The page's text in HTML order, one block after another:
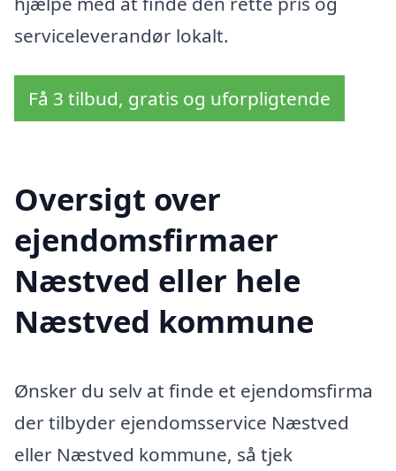
serviceleverandør lokalt.
Få 3 tilbud, gratis og uforpligtende
Oversigt over
ejendomsfirmaer
Næstved eller hele
Næstved kommune
Ønsker du selv at finde et ejendomsfirma
der tilbyder ejendomsservice Næstved
eller Næstved kommune, så tjek